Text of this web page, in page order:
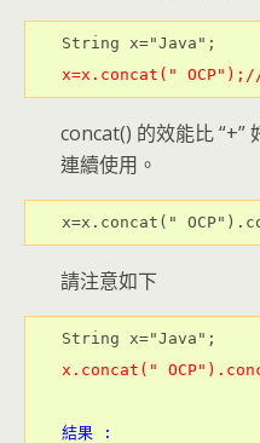
x=x.concat(" OCP");//
concat() 的效能比 “+”
連續使用。
x=x.concat("
請注意如下
x.concat("
結果 :